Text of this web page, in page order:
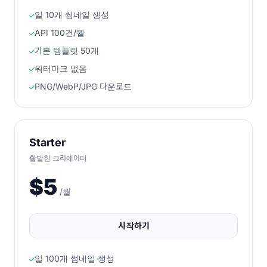
일 10개 썸네일 생성
API 100건/월
기본 템플릿 50개
워터마크 없음
PNG/WebP/JPG 다운로드
Starter
활발한 크리에이터
$5 /월
시작하기
일 100개 썸네일 생성